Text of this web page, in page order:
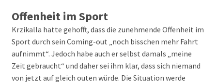
Offenheit im Sport
Krzikalla hatte gehofft, dass die zunehmende Offenheit im
Sport durch sein Coming-out „noch bisschen mehr Fahrt
aufnimmt“. Jedoch habe auch er selbst damals „meine
Zeit gebraucht“ und daher sei ihm klar, dass sich niemand
von jetzt auf gleich outen würde. Die Situation werde